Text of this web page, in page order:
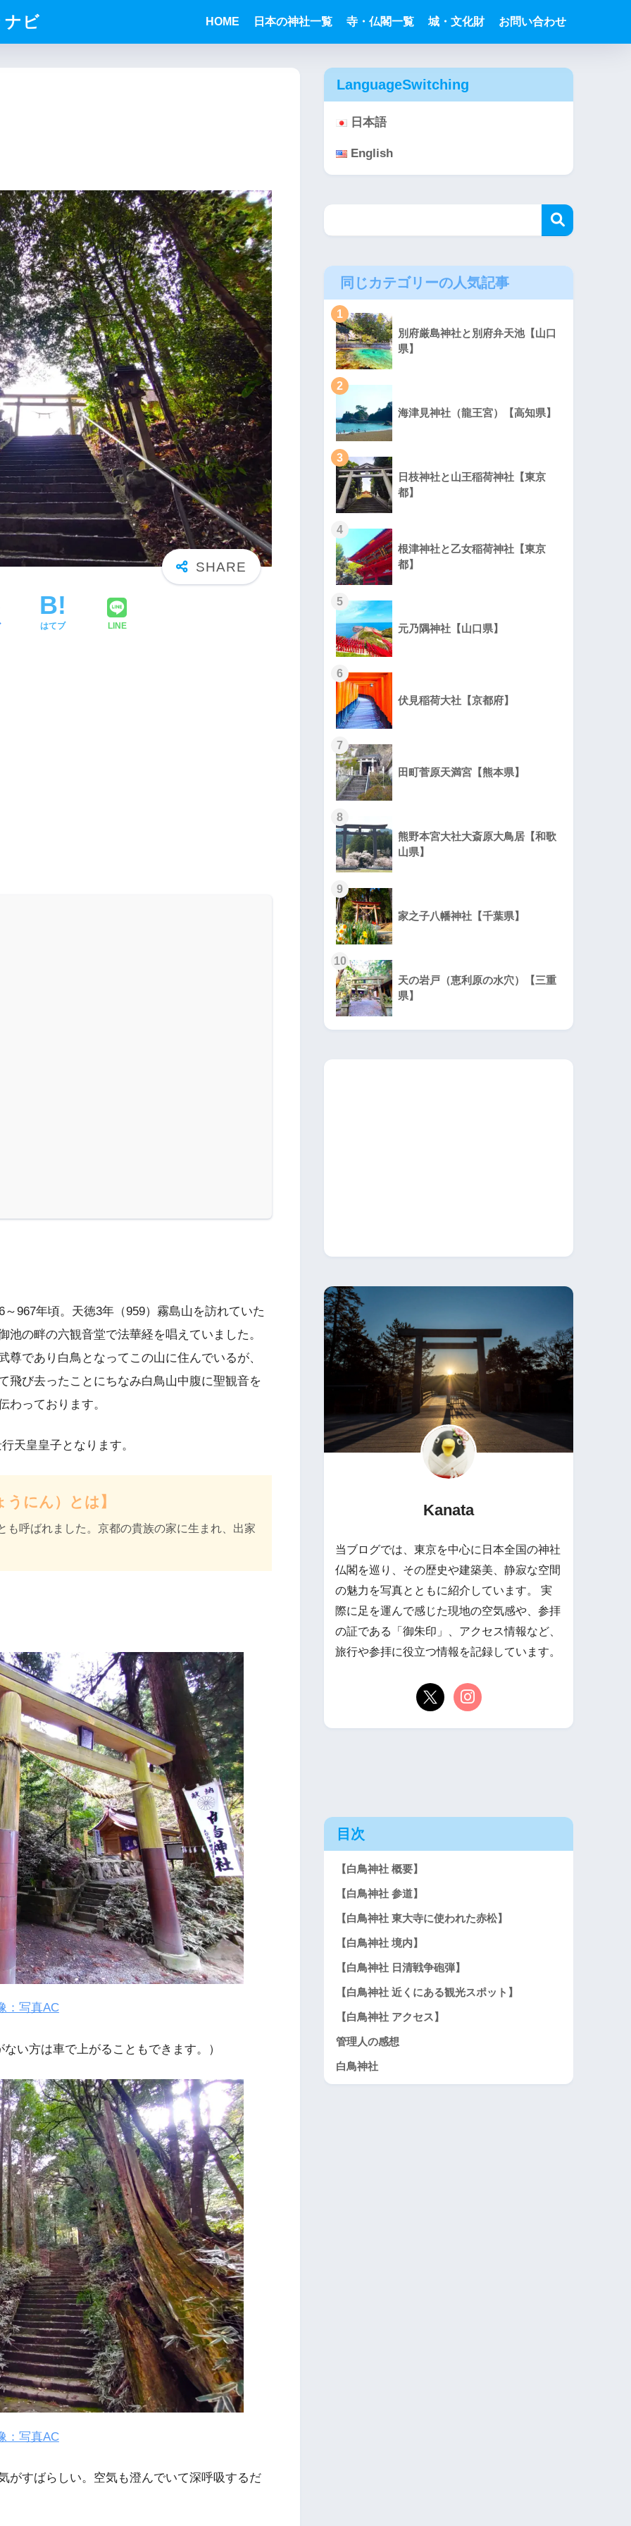
ビ HOME 日本の神社一覧 寺・仏閣一覧 城・文化財 お問い合わせ
はてブ LINE
967年頃。天徳3年（959）霧島山を訪れていた
の畔の六観音堂で法華経を唱えていました。
であり白鳥となってこの山に住んでいるが、
飛び去ったことにちなみ白鳥山中腹に聖観音を
わっております。
天皇皇子となります。
にん）とは】
も呼ばれました。京都の貴族の家に生まれ、出家
：写真AC
い方は車で上がることもできます。）
：写真AC
がすばらしい。空気も澄んでいて深呼吸するだ
LanguageSwitching
日本語
English
同じカテゴリーの人気記事
1
別府厳島神社と別府弁天池【山口
県】
2
海津見神社（龍王宮）【高知県】
3
日枝神社と山王稲荷神社【東京
都】
4
根津神社と乙女稲荷神社【東京
都】
5
元乃隅神社【山口県】
6
伏見稲荷大社【京都府】
7
田町菅原天満宮【熊本県】
8
熊野本宮大社大斎原大鳥居【和歌
山県】
9
家之子八幡神社【千葉県】
10
天の岩戸（恵利原の水穴）【三重
県】
Kanata
当ブログでは、東京を中心に日本全国の神社
仏閣を巡り、その歴史や建築美、静寂な空間
の魅力を写真とともに紹介しています。 実
際に足を運んで感じた現地の空気感や、参拝
の証である「御朱印」、アクセス情報など、
旅行や参拝に役立つ情報を記録しています。
目次
【白鳥神社 概要】
【白鳥神社 参道】
【白鳥神社 東大寺に使われた赤松】
【白鳥神社 境内】
【白鳥神社 日清戦争砲弾】
【白鳥神社 近くにある観光スポット】
【白鳥神社 アクセス】
管理人の感想
白鳥神社